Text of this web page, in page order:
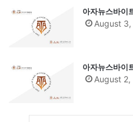
아자뉴스바
August
아자뉴스바
August 2,